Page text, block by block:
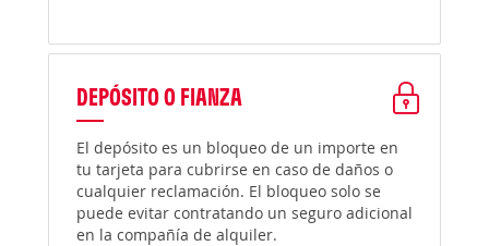
DEPÓSITO O FIANZA
El depósito es un bloqueo de un importe en
tu tarjeta para cubrirse en caso de daños o
cualquier reclamación. El bloqueo solo se
puede evitar contratando un seguro adicional
en la compañía de alquiler.